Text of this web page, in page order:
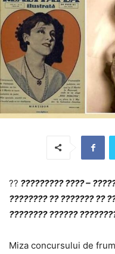
?? ????????? ???? –
???????? ?? ??????? ??
???????? ??????
Miza concursului de